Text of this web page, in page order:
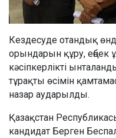
Кездесуде отандық
орындарын құру,
кәсіпкерлікті
тұрақты өсімін
назар аударылды.
Қазақстан
кандидат Берген